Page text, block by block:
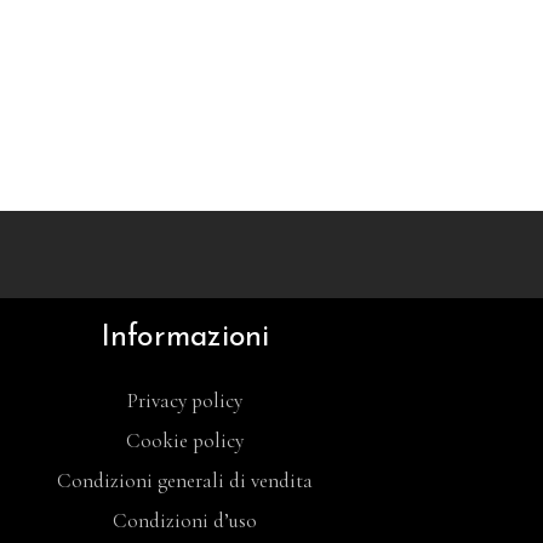
Informazioni
Privacy policy
Cookie policy
Condizioni generali di vendita
Condizioni d’uso